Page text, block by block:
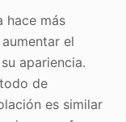
hace más
el
apariencia.
de
es similar